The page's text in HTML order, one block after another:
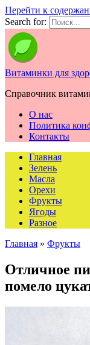
Перейти к
Search for:
Витаминки для
Справочник
О нас
Политика
Контакты
Главная
Зелень
Масла
Орехи
Фрукты
Ягоды
Разное
Главная » Фрукты
Отличное
помело